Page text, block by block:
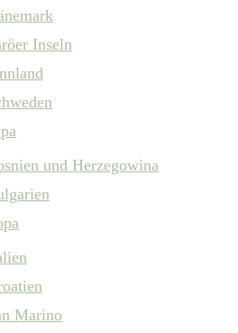
Inseln
und Herzegowina
Marino